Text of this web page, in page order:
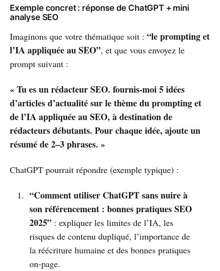
Exemple concret : réponse de ChatGPT + mini
analyse SEO
Imaginons que votre thématique soit : “le prompting et
l’IA appliquée au SEO”, et que vous envoyez le
prompt suivant :
« Tu es un rédacteur SEO. fournis-moi 5 idées
d’articles d’actualité sur le thème du prompting et
de l’IA appliquée au SEO, à destination de
rédacteurs débutants. Pour chaque idée, ajoute un
résumé de 2–3 phrases. »
ChatGPT pourrait répondre (exemple typique) :
“Comment utiliser ChatGPT sans nuire à
son référencement : bonnes pratiques SEO
2025”: expliquer les limites de l’IA, les
risques de contenu dupliqué, l’importance de
la réécriture humaine et des bonnes pratiques
on-page.